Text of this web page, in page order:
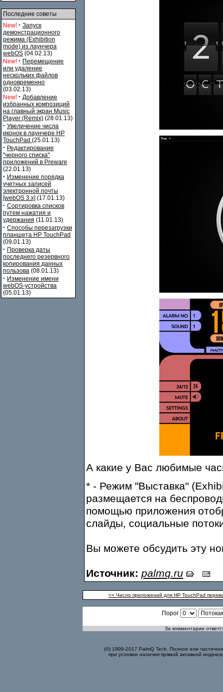
Последние советы
New! · Запуск
демонстрационного
режима (Exhibition
mode) из лаунчера
webOS (04.02.13)
New! · Перемещение
или удаление
нескольких файлов
одновременно
(03.02.13)
New! · Добавление
избранных композиций
на главный экран Music
Player (Remix) (28.01.13)
· Увеличение числа
иконок в лаунчере HP
TouchPad (25.01.13)
· Редактирование
"черного списка"
приложений в Preware
(22.01.13)
· Изменение порядка
учетных записей
электронной почты
[webOS 3.x] (17.01.13)
· Сортировка списков
путем нажатия и
удержания (11.01.13)
· Способы перезагрузки
планшета HP TouchPad
(09.01.13)
· Проверка даты
последнего резервного
копирования данных
пользова (08.01.13)
· Изменение имени
webOS-устройства
(05.01.13)
А какие у Вас любимые
* - Режим "Выставка"
размещается на
помощью приложения
слайды, социальные
Вы можете обсудить эту
Источник: palmq.ru
<< Число приложений для HP TouchPad
Порог
За комментарии
(©) 1999-2017 PalmQ Tech. Полное или
при условии наличия прямой активной